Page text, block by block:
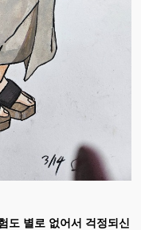
도 별로 없어서 걱정되신